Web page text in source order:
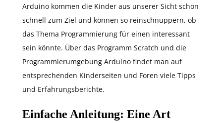
Arduino kommen die Kinder aus unserer Sicht schon
schnell zum Ziel und können so reinschnuppern, ob
das Thema Programmierung für einen interessant
sein könnte. Über das Programm Scratch und die
Programmierumgebung Arduino findet man auf
entsprechenden Kinderseiten und Foren viele Tipps
und Erfahrungsberichte.
Einfache Anleitung: Eine Art